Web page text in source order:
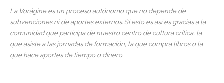
La Vorágine es un proceso autónomo que no depende de
subvenciones ni de aportes externos. Si esto es así es gracias a la
comunidad que participa de nuestro centro de cultura crítica, la
que asiste a las jornadas de formación, la que compra libros o la
que hace aportes de tiempo o dinero.